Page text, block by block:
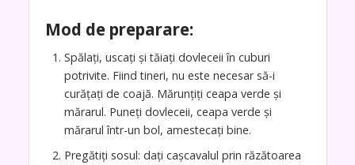
Mod de preparare:
Spălați, uscați și tăiați dovleceii în cuburi
potrivite. Fiind tineri, nu este necesar să-i
curățați de coajă. Mărunțiți ceapa verde și
mărarul. Puneți dovleceii, ceapa verde și
mărarul într-un bol, amestecați bine.
Pregătiți sosul: dați cașcavalul prin răzătoarea